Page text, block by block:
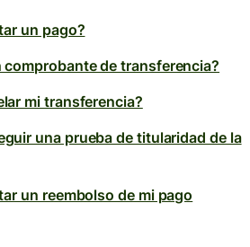
un pago?
de transferencia?
mi transferencia?
una prueba de titularidad de la
un reembolso de mi pago